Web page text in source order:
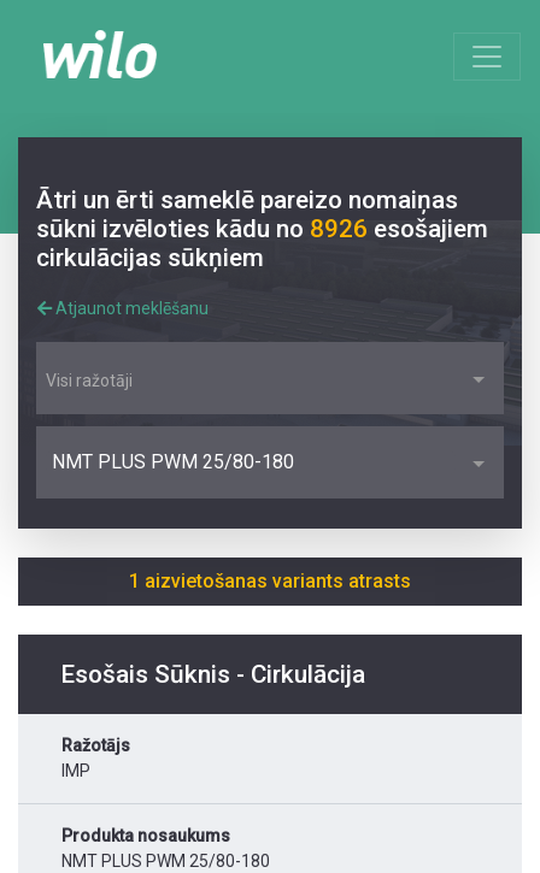
Ātri un ērti sameklē pareizo nomaiņas
sūkni izvēloties kādu no 8926 esošajiem
cirkulācijas sūkņiem
Atjaunot meklēšanu
Visi ražotāji
NMT PLUS PWM 25/80-180
1 aizvietošanas variants atrasts
Esošais Sūknis - Cirkulācija
Ražotājs
IMP
Produkta nosaukums
NMT PLUS PWM 25/80-180